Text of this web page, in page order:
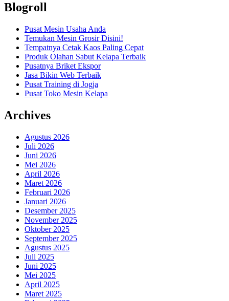
Blogroll
Pusat Mesin Usaha Anda
Temukan Mesin Grosir Disini!
Tempatnya Cetak Kaos Paling Cepat
Produk Olahan Sabut Kelapa Terbaik
Pusatnya Briket Ekspor
Jasa Bikin Web Terbaik
Pusat Training di Jogja
Pusat Toko Mesin Kelapa
Archives
Agustus 2026
Juli 2026
Juni 2026
Mei 2026
April 2026
Maret 2026
Februari 2026
Januari 2026
Desember 2025
November 2025
Oktober 2025
September 2025
Agustus 2025
Juli 2025
Juni 2025
Mei 2025
April 2025
Maret 2025